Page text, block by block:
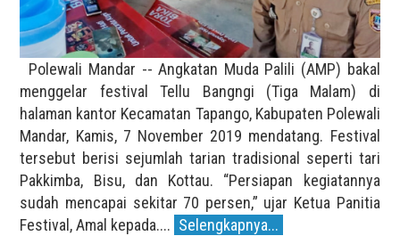
Polewali Mandar -- Angkatan Muda Palili (AMP) bakal
menggelar festival Tellu Bangngi (Tiga Malam) di
halaman kantor Kecamatan Tapango, Kabupaten Polewali
Mandar, Kamis, 7 November 2019 mendatang. Festival
tersebut berisi sejumlah tarian tradisional seperti tari
Pakkimba, Bisu, dan Kottau. “Persiapan kegiatannya
sudah mencapai sekitar 70 persen,” ujar Ketua Panitia
Festival, Amal kepada.... Selengkapnya...